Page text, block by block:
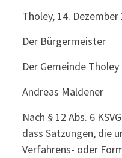
Tholey, 14. Dezember
Der Bürgermeister
Der Gemeinde Tholey
Andreas Maldener
Nach § 12 Abs. 6
dass Satzungen, die
Verfahrens- oder